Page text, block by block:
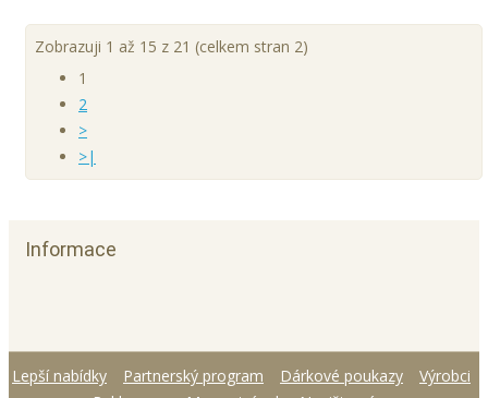
Zobrazuji 1 až 15 z 21 (celkem stran 2)
1
2
>
>|
Informace
Lepší nabídky Partnerský program Dárkové poukazy
Výrobci